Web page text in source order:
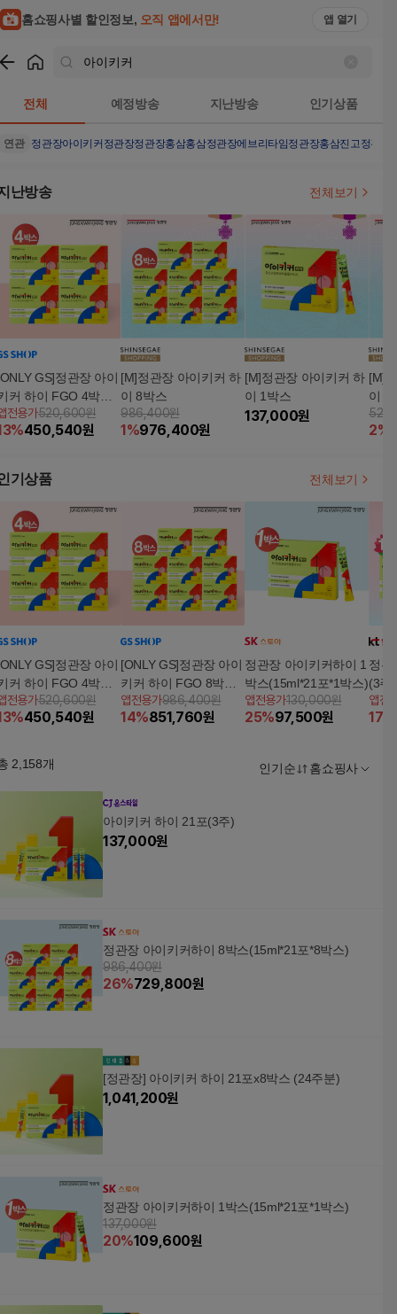
홈쇼핑사별 할인정보, 오직 앱에서만! 앱 열기
전체 예정방송 지난방송 인기상품
연관 정관장아이키커 정관장정관장홍삼홍삼정관장에브리타임정관장홍삼진고정관장
난방송 전체보기
GS]정관장 아이
커 하이 FGO 4박스
주분)
전용가520,600원
%450,540원
[M]정관장 아이키커 하
이 8박스
986,400원
1%976,400원
[M]정관장 아이키커 하
이 1박스
137,000원
[M]
이 4
2%
기상품 전체보기
GS]정관장 아이
커 하이 FGO 4박스
주분)
전용가520,600원
%450,540원
[ONLY GS]정관장 아이
키커 하이 FGO 8박스
(24주분)
앱전용가986,400원
14%851,760원
정관장 아이키커하이 1
박스(15ml*21포*1박스)
앱전용가130,000원
25%97,500원
정관
(3주
앱전
17
2,158개 인기순 홈쇼핑사
아이키커 하이 21포(3주)
137,000원
정관장 아이키커하이 8박스(15ml*21포*8박스)
986,400원
26%729,800원
[정관장] 아이키커 하이 21포x8박스 (24주분)
1,041,200원
정관장 아이키커하이 1박스(15ml*21포*1박스)
137,000원
20%109,600원